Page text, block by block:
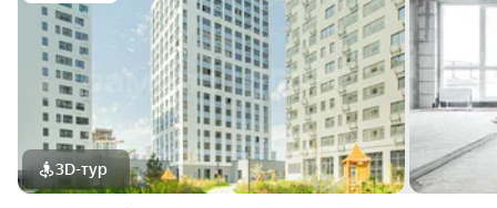
3D-тур